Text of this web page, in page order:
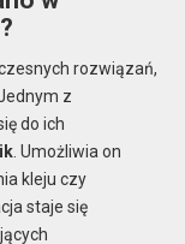
rozwiązań,
z
do ich
. Umożliwia on
kleju czy
staje się